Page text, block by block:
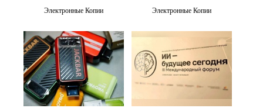
Электронные Копии Электронные Копии